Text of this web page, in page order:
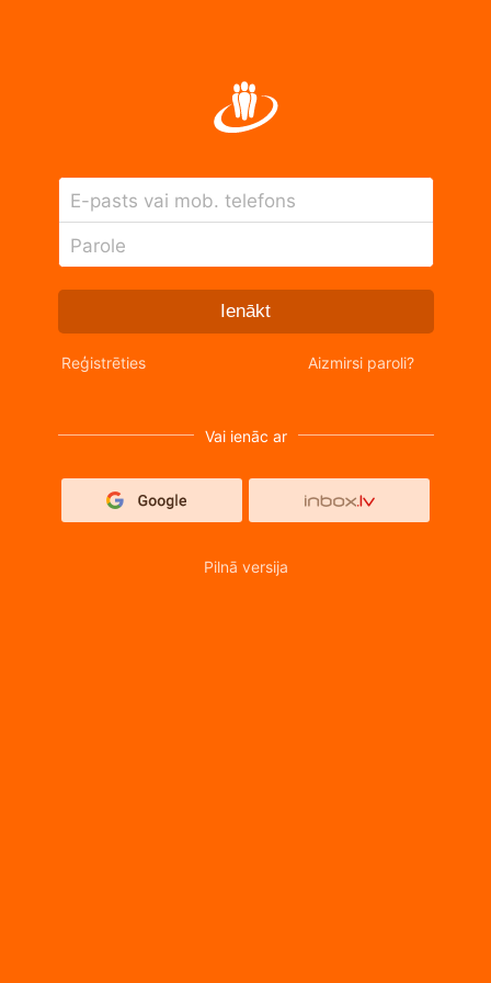
E-pasts vai mob. telefons
Parole
Ienākt
Reģistrēties Aizmirsi paroli?
Vai ienāc ar
Pilnā versija